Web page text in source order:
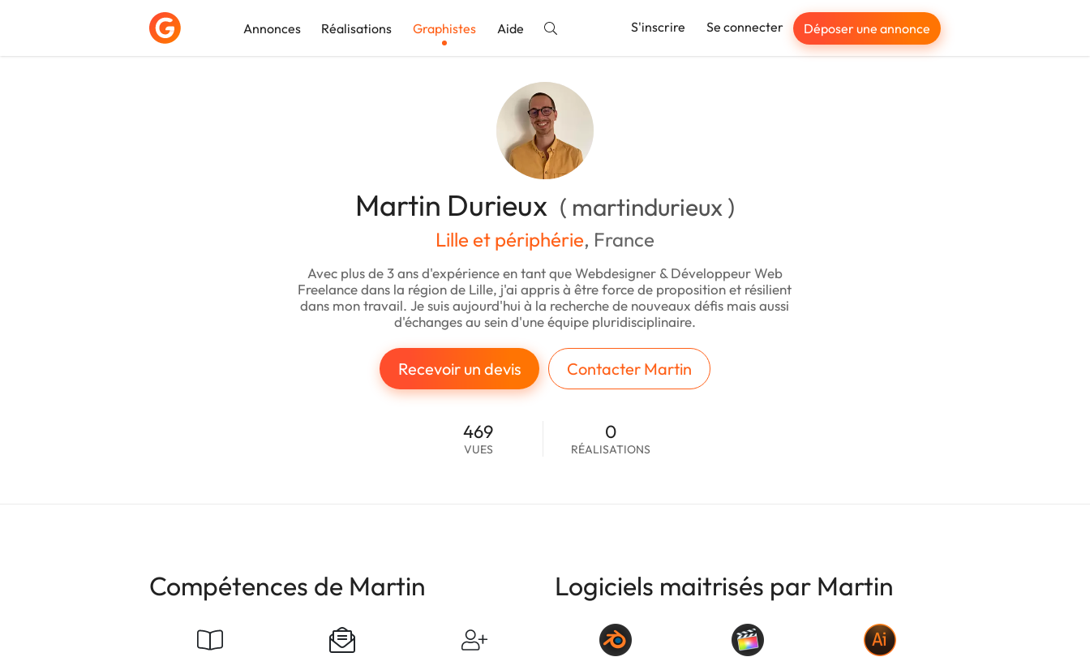
Annonces Réalisations Graphistes Aide S'inscrire Se connecter Déposer une annonce
Martin Durieux ( martindurieux )
Lille et périphérie, France
Avec plus de 3 ans d'expérience en tant que Webdesigner & Développeur Web
Freelance dans la région de Lille, j'ai appris à être force de proposition et résilient
dans mon travail. Je suis aujourd'hui à la recherche de nouveaux défis mais aussi
d'échanges au sein d'une équipe pluridisciplinaire.
Recevoir un devis Contacter Martin
469
VUES
0
RÉALISATIONS
Compétences de Martin Logiciels maitrisés par Martin